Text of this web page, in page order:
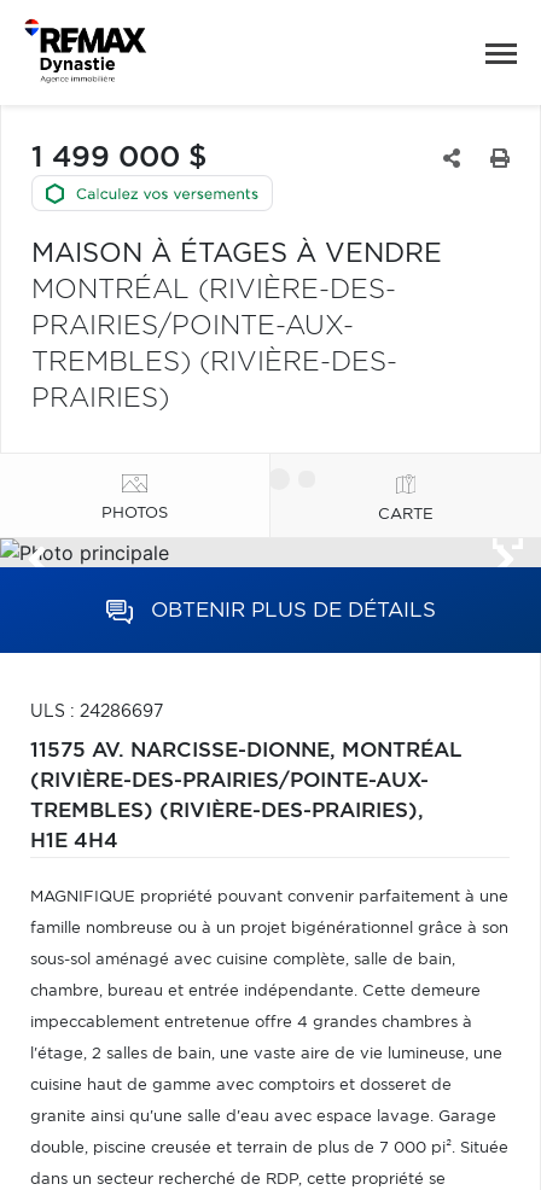
1 499 000 $
MAISON À ÉTAGES À VENDRE
MONTRÉAL (RIVIÈRE-DES-
PRAIRIES/POINTE-AUX-
TREMBLES) (RIVIÈRE-DES-
PRAIRIES)
PHOTOS CARTE
OBTENIR PLUS DE DÉTAILS
ULS : 24286697
11575 AV. NARCISSE-DIONNE, MONTRÉAL
(RIVIÈRE-DES-PRAIRIES/POINTE-AUX-
TREMBLES) (RIVIÈRE-DES-PRAIRIES),
H1E 4H4
MAGNIFIQUE propriété pouvant convenir parfaitement à une
famille nombreuse ou à un projet bigénérationnel grâce à son
sous-sol aménagé avec cuisine complète, salle de bain,
chambre, bureau et entrée indépendante. Cette demeure
impeccablement entretenue offre 4 grandes chambres à
l'étage, 2 salles de bain, une vaste aire de vie lumineuse, une
cuisine haut de gamme avec comptoirs et dosseret de
granite ainsi qu'une salle d'eau avec espace lavage. Garage
double, piscine creusée et terrain de plus de 7 000 pi². Située
dans un secteur recherché de RDP, cette propriété se